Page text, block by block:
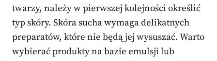
twarzy, należy w pierwszej kolejności określić
typ skóry. Skóra sucha wymaga delikatnych
preparatów, które nie będą jej wysuszać. Warto
wybierać produkty na bazie emulsji lub